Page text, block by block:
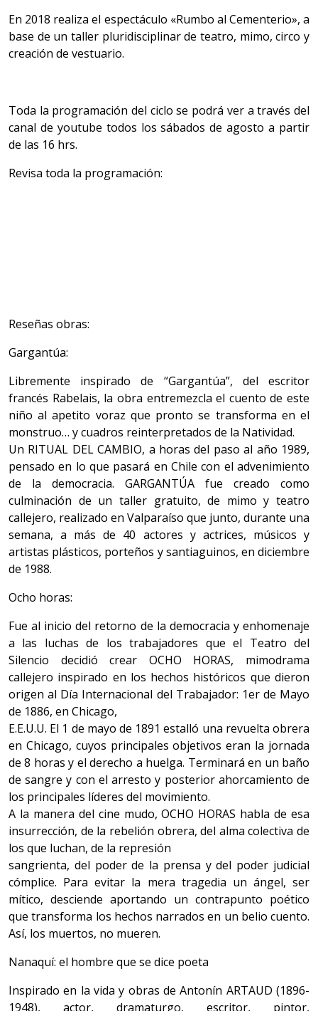
En 2018 realiza el espectáculo «Rumbo al Cementerio», a
base de un taller pluridisciplinar de teatro, mimo, circo y
creación de vestuario.
Toda la programación del ciclo se podrá ver a través del
canal de youtube todos los sábados de agosto a partir
de las 16 hrs.
Revisa toda la programación:
Reseñas obras:
Gargantúa:
Libremente inspirado de “Gargantúa”, del escritor
francés Rabelais, la obra entremezcla el cuento de este
niño al apetito voraz que pronto se transforma en el
monstruo… y cuadros reinterpretados de la Natividad.
Un RITUAL DEL CAMBIO, a horas del paso al año 1989,
pensado en lo que pasará en Chile con el advenimiento
de la democracia. GARGANTÚA fue creado como
culminación de un taller gratuito, de mimo y teatro
callejero, realizado en Valparaíso que junto, durante una
semana, a más de 40 actores y actrices, músicos y
artistas plásticos, porteños y santiaguinos, en diciembre
de 1988.
Ocho horas:
Fue al inicio del retorno de la democracia y enhomenaje
a las luchas de los trabajadores que el Teatro del
Silencio decidió crear OCHO HORAS, mimodrama
callejero inspirado en los hechos históricos que dieron
origen al Día Internacional del Trabajador: 1er de Mayo
de 1886, en Chicago,
E.E.U.U. El 1 de mayo de 1891 estalló una revuelta obrera
en Chicago, cuyos principales objetivos eran la jornada
de 8 horas y el derecho a huelga. Terminará en un baño
de sangre y con el arresto y posterior ahorcamiento de
los principales líderes del movimiento.
A la manera del cine mudo, OCHO HORAS habla de esa
insurrección, de la rebelión obrera, del alma colectiva de
los que luchan, de la represión
sangrienta, del poder de la prensa y del poder judicial
cómplice. Para evitar la mera tragedia un ángel, ser
mítico, desciende aportando un contrapunto poético
que transforma los hechos narrados en un belio cuento.
Así, los muertos, no mueren.
Nanaquí: el hombre que se dice poeta
Inspirado en la vida y obras de Antonín ARTAUD (1896-
1948), actor, dramaturgo, escritor, pintor,